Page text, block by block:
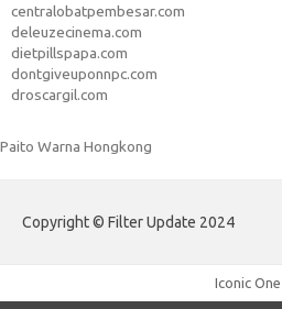
centralobatpembesar.com
deleuzecinema.com
dietpillspapa.com
dontgiveuponnpc.com
droscargil.com
Paito Warna Hongkong
Copyright © Filter Update 2024
Iconic One